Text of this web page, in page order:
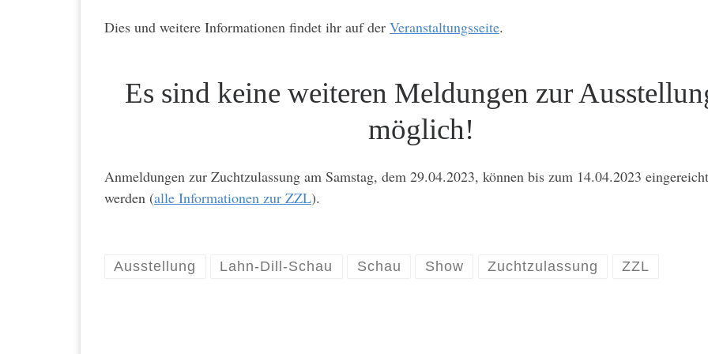
Dies und weitere Informationen findet ihr auf der Veranstaltungsseite.
Es sind keine weiteren Meldungen zur
möglich!
Anmeldungen zur Zuchtzulassung am Samstag, dem 29.04.2023, können bis zum 14.04.2023 eingereicht
werden (alle Informationen zur ZZL).
Ausstellung Lahn-Dill-Schau Schau Show Zuchtzulassung ZZL